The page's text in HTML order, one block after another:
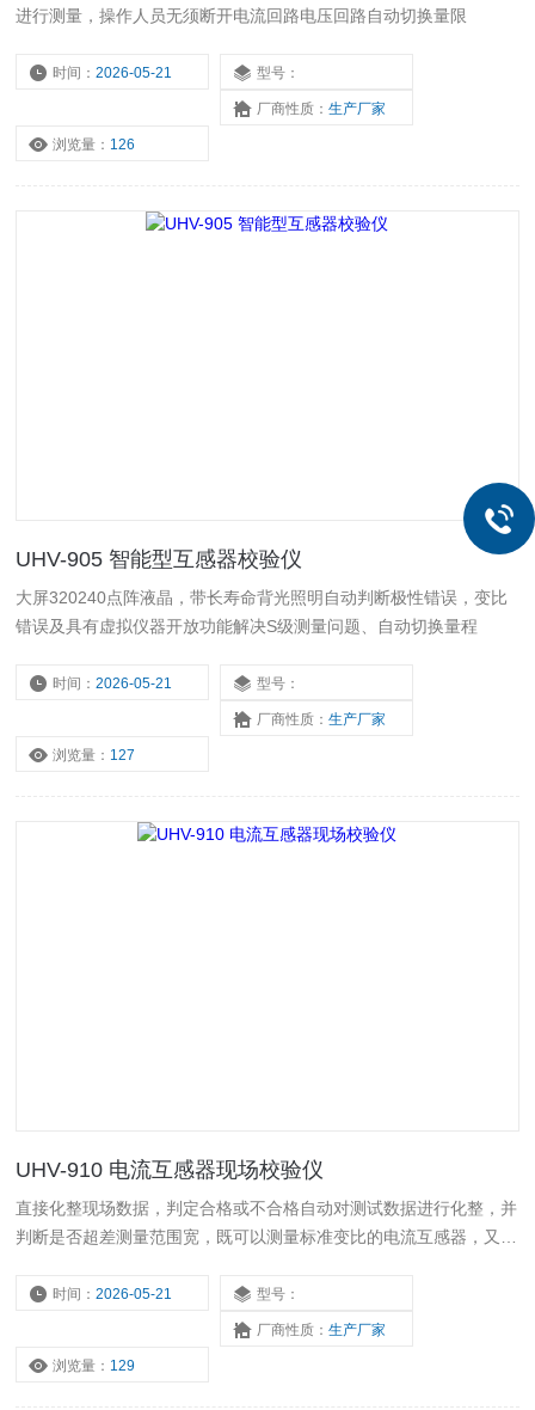
进行测量，操作人员无须断开电流回路电压回路自动切换量限
时间：2026-05-21 型号：
厂商性质： 生产厂家
浏览量： 126
UHV-905 智能型互感器校验仪
大屏320240点阵液晶，带长寿命背光照明自动判断极性错误，变比
错误及具有虚拟仪器开放功能解决S级测量问题、自动切换量程
时间：2026-05-21 型号：
厂商性质： 生产厂家
浏览量： 127
UHV-910 电流互感器现场校验仪
直接化整现场数据，判定合格或不合格自动对测试数据进行化整，并
判断是否超差测量范围宽，既可以测量标准变比的电流互感器，又可
时间：2026-05-21 型号：
厂商性质： 生产厂家
浏览量： 129